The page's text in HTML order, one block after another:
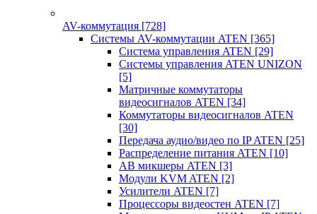
AV-коммутация [728]
Системы AV-коммутации ATEN [365]
Система управления ATEN [29]
Системы управления ATEN UNIZON
[5]
Матричные коммутаторы
видеосигналов ATEN [34]
Коммутаторы видеосигналов ATEN
[30]
Передача аудио/видео по IP ATEN [25]
Распределение питания ATEN [10]
АВ микшеры ATEN [3]
Модули KVM ATEN [2]
Усилители ATEN [7]
Процессоры видеостен ATEN [7]